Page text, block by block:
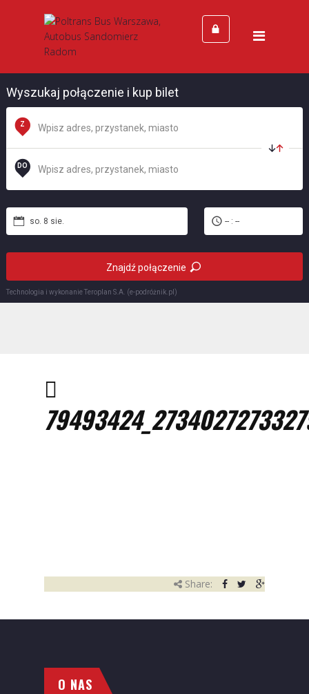
Strona Główna
Wyszukaj połączenie i kup bilet
Technologia i wykonanieTeroplan S.A. (e-podróżnik.pl)
Z
DO
so. 8 sie. -- : --
Znajdź połączenie
Share:
O NAS